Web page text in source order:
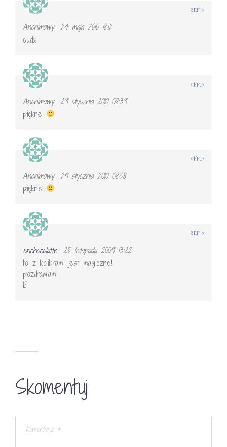
Anonimowy 24 maja 2010 18:12
cuda
REPLY
Anonimowy 29 stycznia 2010 08:39
piękne
REPLY
Anonimowy 29 stycznia 2010 08:38
piękne
REPLY
enchocolatte 25 listopada 2009 13:22
to z kolibrami jest magiczne!
pozdrawiam,
E.
REPLY
Skomentuj